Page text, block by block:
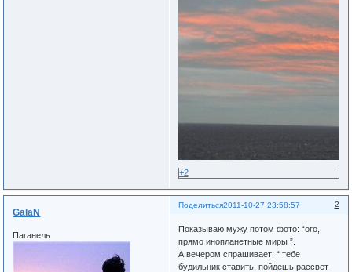
+2
Поделиться 2
2011-10-27 23:58:57
GalaN
Паганель
Показываю мужу потом фото: “ого,
прямо инопланетные миры ”.
А вечером спрашивает: “ тебе
будильник ставить, пойдешь рассвет